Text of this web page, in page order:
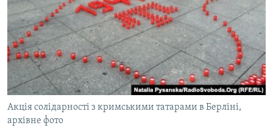
Акція солідарності з кримськими татарами в Берліні,
архівне фото